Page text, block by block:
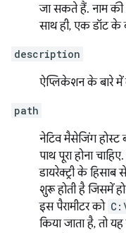
जा सकते हैं. नाम
साथ ही, एक डॉट के
description
ऐप्लिकेशन के बारे में
path
नेटिव मैसेजिंग होस्ट
पाथ पूरा होना
डायरेक्ट्री के हिसाब
शुरू होती है जिसमें
इस पैरामीटर को
किया जाता है, तो